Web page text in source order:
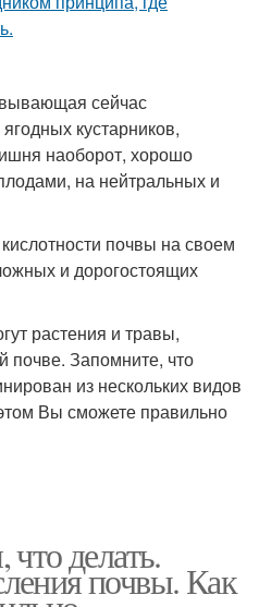
сейчас
кустарников,
наоборот, хорошо
на нейтральных и
почвы на своем
и дорогостоящих
растения и травы,
почве. Запомните, что
из нескольких видов
Вы сможете правильно
делать.
почвы. Как